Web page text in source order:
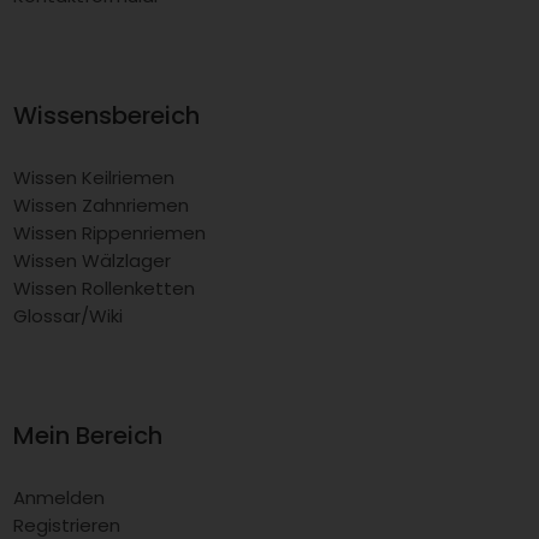
Wissensbereich
Wissen Keilriemen
Wissen Zahnriemen
Wissen Rippenriemen
Wissen Wälzlager
Wissen Rollenketten
Glossar/Wiki
Mein Bereich
Anmelden
Registrieren